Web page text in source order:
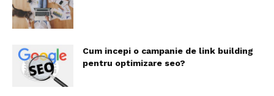
Cum incepi o campanie de link building
pentru optimizare seo?